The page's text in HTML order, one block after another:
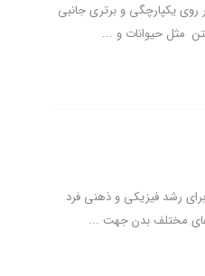
روی یکپارچگی و برتری جانبی
مثل حیوانات و ...
رشد فیزیکی و ذهنی فرد
مختلف بدن جهت ...